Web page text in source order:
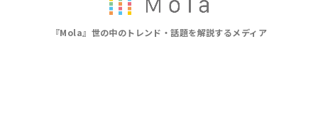
『Mola』世の中のトレンド・話題を解説するメディア